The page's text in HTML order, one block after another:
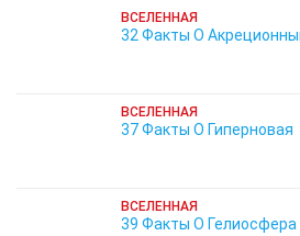
ВСЕЛЕННАЯ
32 Факты О
ВСЕЛЕННАЯ
37 Факты О Гиперновая
ВСЕЛЕННАЯ
39 Факты О Гелиосфера